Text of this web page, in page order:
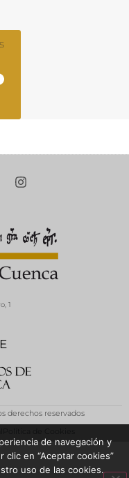
1
derechos reservados
de navegación y
en “Aceptar cookies”
uso de las cookies.